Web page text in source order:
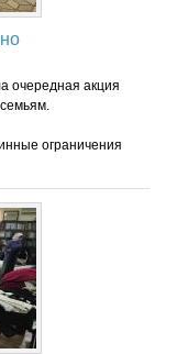
очередная акция
ограничения